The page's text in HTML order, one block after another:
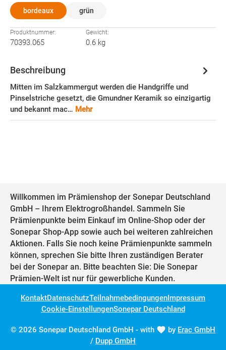
bordeaux grün
Produktnummer:
70393.065
Gewicht:
0.6 kg
Beschreibung
Mitten im Salzkammergut werden die Handgriffe und
Pinselstriche gesetzt, die Gmundner Keramik so einzigartig
und bekannt mac… Mehr
Willkommen im Prämienshop der Sonepar Deutschland
GmbH – Ihrem Elektrogroßhandel. Sammeln Sie
Prämienpunkte beim Einkauf im Online-Shop oder der
Sonepar Shop-App sowie auch bei weiteren zahlreichen
Aktionen. Falls Sie noch keine Prämienpunkte sammeln
können, sprechen Sie bitte Ihren zuständigen Berater
bei der Sonepar an. Bitte beachten Sie: Die Sonepar
Prämien-Welt ist nur für gewerbliche Kunden.
© 2026 Sonepar Deutschland GmbH - with by Erac GmbH
/ Dupp GmbH
KontaktDatenschutzTeilnahmebedingungenImpressum
Cookie-EinstellungenSonepar Deutschland